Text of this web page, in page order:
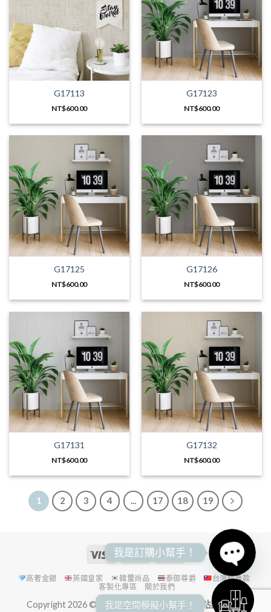
G17113
NT$600.00
G17123
NT$600.00
G17125
NT$600.00
G17126
NT$600.00
G17131
NT$600.00
G17132
NT$600.00
1 2 3 4 ... 17 18 19
高奢金銀 英國皇家 韓璽尚品 泰御尊爵
台灣經典款
客製化專區
關於我們
Copyright 2026 © 進詠實業股份有限公司 本網站部分圖像
我是空間模擬小幫手！
我是訂購小幫手！
OPEN